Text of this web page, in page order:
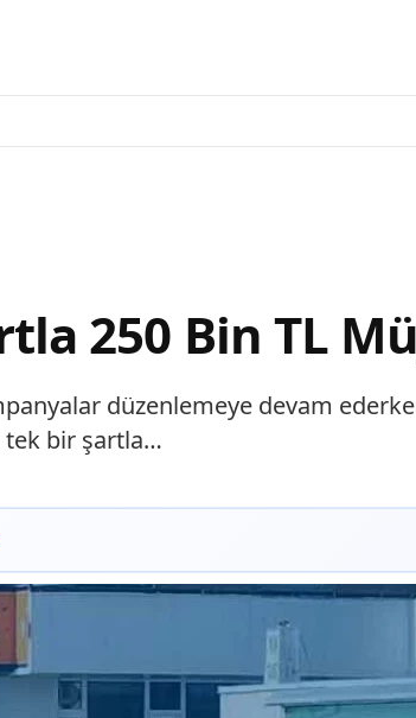
250 Bin TL
düzenlemeye devam
tek bir şartla…